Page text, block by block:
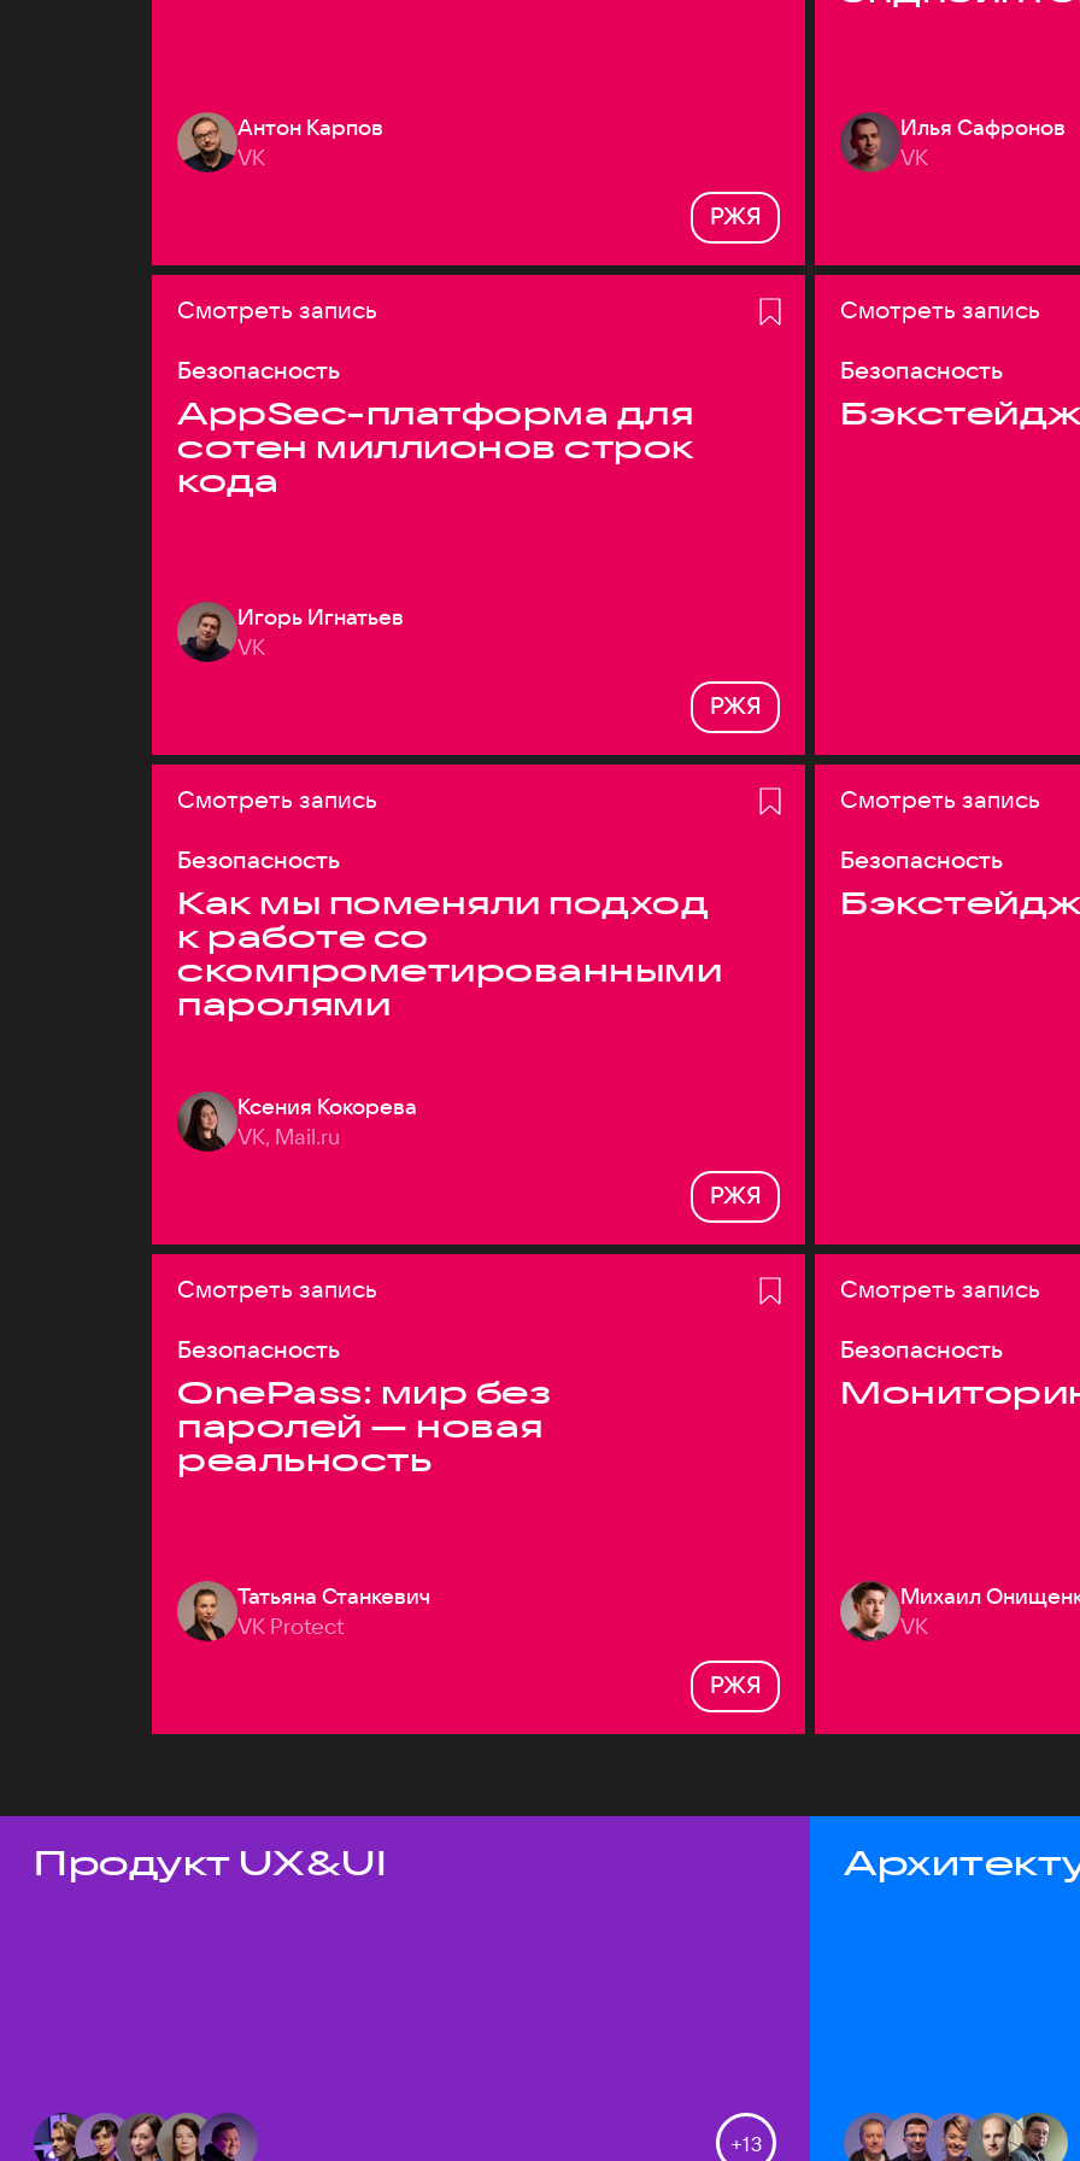
Антон Карпов
VK
РЖЯ
Илья Сафронов
VK
Смотреть запись
Безопасность
AppSec-платформа для
сотен миллионов строк
кода
Игорь Игнатьев
VK
РЖЯ
Смотреть запись
Безопасность
Бэкстейдж
Смотреть запись
Безопасность
Как мы поменяли подход
к работе со
скомпрометированными
паролями
Ксения Кокорева
VK, Mail.ru
РЖЯ
Смотреть запись
Безопасность
Бэкстейдж
Смотреть запись
Безопасность
OnePass: мир без
паролей — новая
реальность
Татьяна Станкевич
VK Protect
РЖЯ
Смотреть запись
Безопасность
Михаил
VK
Темы докладов
Продукт UX&UI
+13